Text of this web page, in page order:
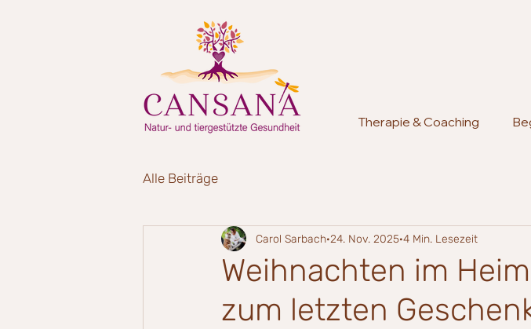
Therapie & Coaching
Alle Beiträge
Weihnachten im
zum letzten
Carol Sarbach 24. Nov. 2025 4 Min. Lesezeit